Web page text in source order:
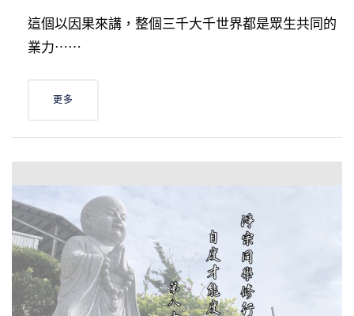
這個以因果來講，整個三千大千世界都是眾生共同的
業力⋯⋯
更多